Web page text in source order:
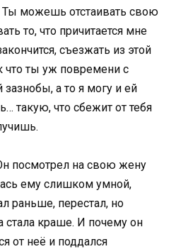
можешь отстаивать свою
то, что причитается мне
съезжать из этой
что ты уж повремени с
а то я могу и ей
такую, что сбежит от тебя
посмотрел на свою жену
ему слишком умной,
раньше, перестал, но
стала краше. И почему он
от неё и поддался